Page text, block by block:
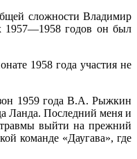
сложности Владимир
1957—1958 годов он был
1958 года участия не
1959 года В.А. Рыжкин
Ланда. Последний меня и
выйти на прежний
команде «Даугава», где